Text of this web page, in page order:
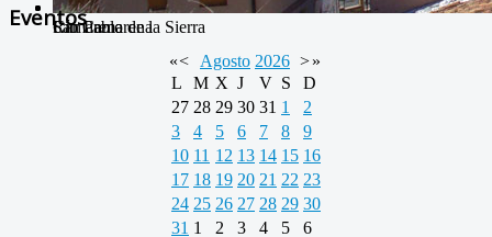
San Pablo
Río Camarena
Camarena de la Sierra
Eventos
«< Agosto 2026 >»
L
M X J V S
D
27 28 29 30 31 1
2
3
4 5 6 7 8
9
10 11 12 13 14 15 16
17 18 19 20 21 22 23
24 25 26 27 28 29 30
31 1 2 3 4 5 6